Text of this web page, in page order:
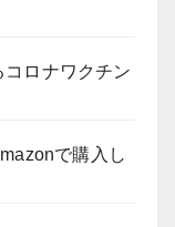
コロナワクチン
で購入し